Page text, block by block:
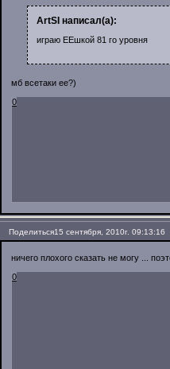
ArtSI написал(а):
играю ЕЕшкой 81 го уровня
мб всетаки ее?)
0
Поделиться15 сентября, 2010г. 09:13:16
ничего плохого сказать не могу ...
0